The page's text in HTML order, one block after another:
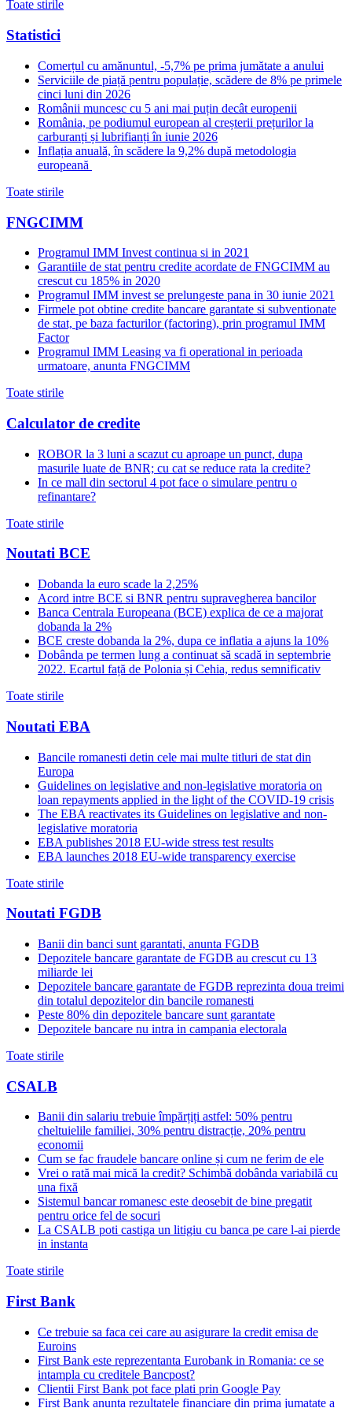
Toate stirile
Statistici
Comerțul cu amănuntul, -5,7% pe prima jumătate a anului
Serviciile de piață pentru populație, scădere de 8% pe primele
cinci luni din 2026
Românii muncesc cu 5 ani mai puțin decât europenii
România, pe podiumul european al creșterii prețurilor la
carburanți și lubrifianți în iunie 2026
Inflația anuală, în scădere la 9,2% după metodologia
europeană
Toate stirile
FNGCIMM
Programul IMM Invest continua si in 2021
Garantiile de stat pentru credite acordate de FNGCIMM au
crescut cu 185% in 2020
Programul IMM invest se prelungeste pana in 30 iunie 2021
Firmele pot obtine credite bancare garantate si subventionate
de stat, pe baza facturilor (factoring), prin programul IMM
Factor
Programul IMM Leasing va fi operational in perioada
urmatoare, anunta FNGCIMM
Toate stirile
Calculator de credite
ROBOR la 3 luni a scazut cu aproape un punct, dupa
masurile luate de BNR; cu cat se reduce rata la credite?
In ce mall din sectorul 4 pot face o simulare pentru o
refinantare?
Toate stirile
Noutati BCE
Dobanda la euro scade la 2,25%
Acord intre BCE si BNR pentru supravegherea bancilor
Banca Centrala Europeana (BCE) explica de ce a majorat
dobanda la 2%
BCE creste dobanda la 2%, dupa ce inflatia a ajuns la 10%
Dobânda pe termen lung a continuat să scadă in septembrie
2022. Ecartul față de Polonia și Cehia, redus semnificativ
Toate stirile
Noutati EBA
Bancile romanesti detin cele mai multe titluri de stat din
Europa
Guidelines on legislative and non-legislative moratoria on
loan repayments applied in the light of the COVID-19 crisis
The EBA reactivates its Guidelines on legislative and non-
legislative moratoria
EBA publishes 2018 EU-wide stress test results
EBA launches 2018 EU-wide transparency exercise
Toate stirile
Noutati FGDB
Banii din banci sunt garantati, anunta FGDB
Depozitele bancare garantate de FGDB au crescut cu 13
miliarde lei
Depozitele bancare garantate de FGDB reprezinta doua treimi
din totalul depozitelor din bancile romanesti
Peste 80% din depozitele bancare sunt garantate
Depozitele bancare nu intra in campania electorala
Toate stirile
CSALB
Banii din salariu trebuie împărțiți astfel: 50% pentru
cheltuielile familiei, 30% pentru distracție, 20% pentru
economii
Cum se fac fraudele bancare online și cum ne ferim de ele
Vrei o rată mai mică la credit? Schimbă dobânda variabilă cu
una fixă
Sistemul bancar romanesc este deosebit de bine pregatit
pentru orice fel de socuri
La CSALB poti castiga un litigiu cu banca pe care l-ai pierde
in instanta
Toate stirile
First Bank
Ce trebuie sa faca cei care au asigurare la credit emisa de
Euroins
First Bank este reprezentanta Eurobank in Romania: ce se
intampla cu creditele Bancpost?
Clientii First Bank pot face plati prin Google Pay
First Bank anunta rezultatele financiare din prima jumatate a